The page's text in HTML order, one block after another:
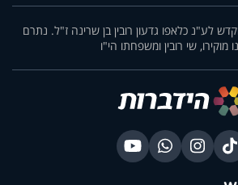
לע"נ כלאפו גדעון רובין בן שרינה ז"ל. נתרם
מוקירו, שי רובין ומשפחתו הי"ו